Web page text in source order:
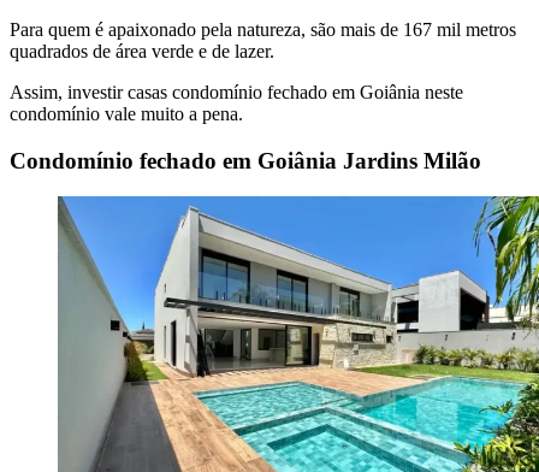
Para quem é apaixonado pela natureza, são mais de 167 mil metros
quadrados de área verde e de lazer.
Assim, investir casas condomínio fechado em Goiânia neste
condomínio vale muito a pena.
Condomínio fechado em Goiânia Jardins Milão